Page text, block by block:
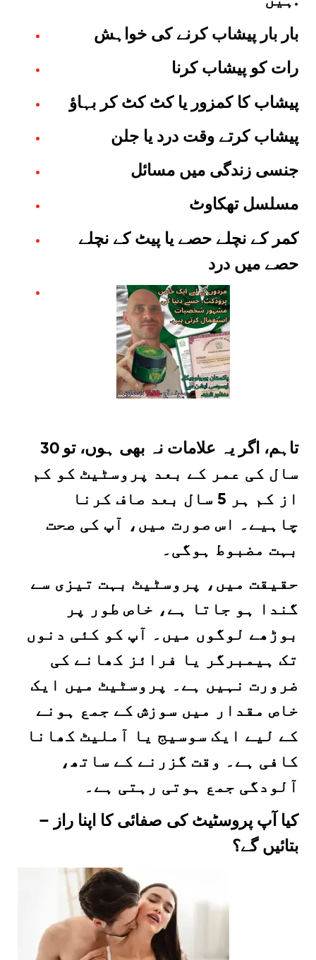
بار بار پیشاب کرنے کی خواہش
رات کو پیشاب کرنا
پیشاب کا کمزور یا کٹ کٹ کر بہاؤ
پیشاب کرتے وقت درد یا جلن
جنسی زندگی میں مسائل
مسلسل تھکاوٹ
کمر کے نچلے حصے یا پیٹ کے نچلے
حصے میں درد
تاہم، اگر یہ علامات نہ بھی ہوں، تو 30
سال کی عمر کے بعد پروسٹیٹ کو کم
از کم ہر 5 سال بعد صاف کرنا
چاہیے۔ اس صورت میں، آپ کی صحت
بہت مضبوط ہوگی۔
حقیقت میں، پروسٹیٹ بہت تیزی سے
گندا ہو جاتا ہے، خاص طور پر
بوڑھے لوگوں میں۔ آپ کو کئی دنوں
تک ہیمبرگر یا فرائز کھانے کی
ضرورت نہیں ہے۔ پروسٹیٹ میں ایک
خاص مقدار میں سوزش کے جمع ہونے
کے لیے ایک سوسیج یا آملیٹ کھانا
کافی ہے۔ وقت گزرنے کے ساتھ،
آلودگی جمع ہوتی رہتی ہے۔
– کیا آپ پروسٹیٹ کی صفائی کا اپنا راز
بتائیں گے؟